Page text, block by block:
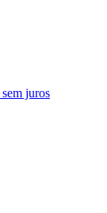
sem juros